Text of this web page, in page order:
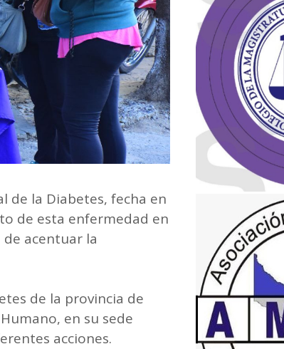
de la Diabetes, fecha en
de esta enfermedad en
acentuar la
de la provincia de
en su sede
acciones.